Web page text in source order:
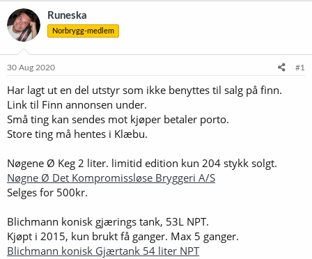
d
s
t
r
t
r
t
d
t
d
Runeska
Norbrygg-medlem
30 Aug 2020 #1
Har lagt ut en del utstyr som ikke benyttes til salg på finn.
Link til Finn annonsen under.
Små ting kan sendes mot kjøper betaler porto.
Store ting må hentes i Klæbu.
Nøgene Ø Keg 2 liter. limitid edition kun 204 stykk solgt.
Nøgne Ø Det Kompromissløse Bryggeri A/S
Selges for 500kr.
Blichmann konisk gjærings tank, 53L NPT.
Kjøpt i 2015, kun brukt få ganger. Max 5 ganger.
Blichmann konisk Gjærtank 54 liter NPT